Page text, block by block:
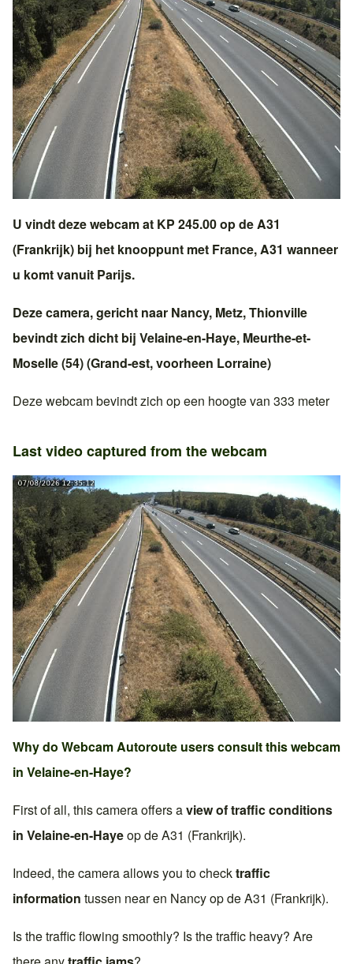
U vindt deze webcam at KP 245.00 op deA31
(Frankrijk) bij het knooppunt met France, A31 wanneer
u komt vanuit Parijs.
Deze camera, gericht naar Nancy, Metz,Thionville
bevindt zich dicht bij Velaine-en-Haye, Meurthe-et-
Moselle (54)(Grand-est, voorheen Lorraine)
Deze webcam bevindt zich op een hoogte van 333 meter
Last video captured from the webcam
Why do Webcam Autoroute users consult this webcam
in Velaine-en-Haye?
First of all, this camera offers aview of traffic conditions
in Velaine-en-Hayeop deA31 (Frankrijk).
Indeed, the camera allows you to checktraffic
information tussen near en Nancyop deA31 (Frankrijk).
Is the traffic flowing smoothly? Is the traffic heavy? Are